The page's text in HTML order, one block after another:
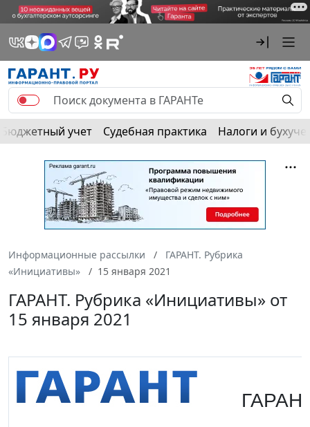
Бюджетный учет Судебная практика Налоги и
Информационные рассылки
ГАРАНТ. Рубрика
«Инициативы»
15 января 2021
ГАРАНТ. Рубрика «Инициативы» от
15 января 2021